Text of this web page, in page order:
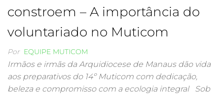
constroem – A importância do
voluntariado no Muticom
Por EQUIPE MUTICOM
Irmãos e irmãs da Arquidiocese de Manaus dão vida
aos preparativos do 14º Muticom com dedicação,
beleza e compromisso com a ecologia integral Sob